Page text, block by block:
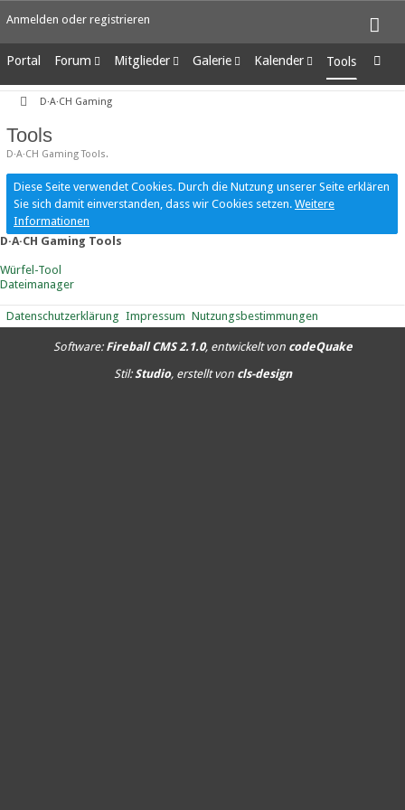
Anmelden oder registrieren
Portal Forum
Unerledigte Themen
Mitglieder
Letzte Aktivitäten
Galerie
Alben
Kalender
Wochenansicht
Tools
D·A·CH Gaming
Tools
D·A·CH Gaming Tools.
Diese Seite verwendet Cookies. Durch die Nutzung unserer Seite erklären
Sie sich damit einverstanden, dass wir Cookies setzen. Weitere
Informationen
D·A·CH Gaming Tools
Würfel-Tool
Dateimanager
Datenschutzerklärung Impressum Nutzungsbestimmungen
Software: Fireball CMS 2.1.0, entwickelt von codeQuake
Stil:Studio, erstellt von cls-design